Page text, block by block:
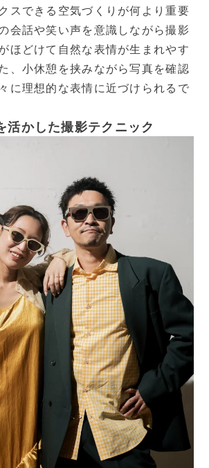
スできる空気づくりが何より重要
会話や笑い声を意識しながら撮影
ほどけて自然な表情が生まれやす
、小休憩を挟みながら写真を確認
に理想的な表情に近づけられるで
かした撮影テクニック